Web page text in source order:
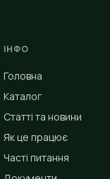
ІНФО
Головна
Каталог
Статті та новини
Як це працює
Часті питання